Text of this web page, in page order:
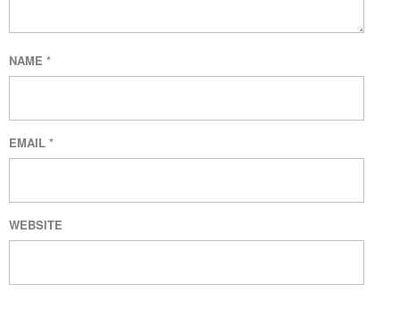
NAME *
EMAIL *
WEBSITE